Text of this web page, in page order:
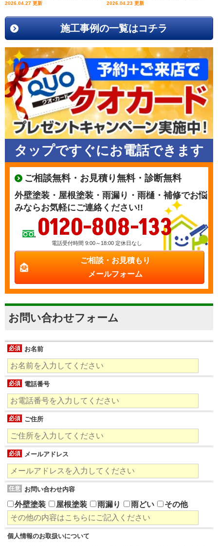
2026.04.27 更新 2026.04.23 更新
施工事例の一覧はコチラ
タップですぐにお電話できます
ご相談無料・お見積り無料・診断無料
外壁塗装・屋根塗装・雨漏り・雨樋・補修でお悩
みならお気軽にご連絡ください!!
0120-808-133
電話受付時間 9:00～18:00 定休日なし
ご相談・お見積もり
メールフォーム
お問い合わせフォーム
お名前
必須
電話番号
必須
ご住所
必須
メールアドレス
必須
お問い合わせ内容
任意
外壁塗装 屋根塗装 雨漏り 雨どい その他
個人情報のお取扱いについて